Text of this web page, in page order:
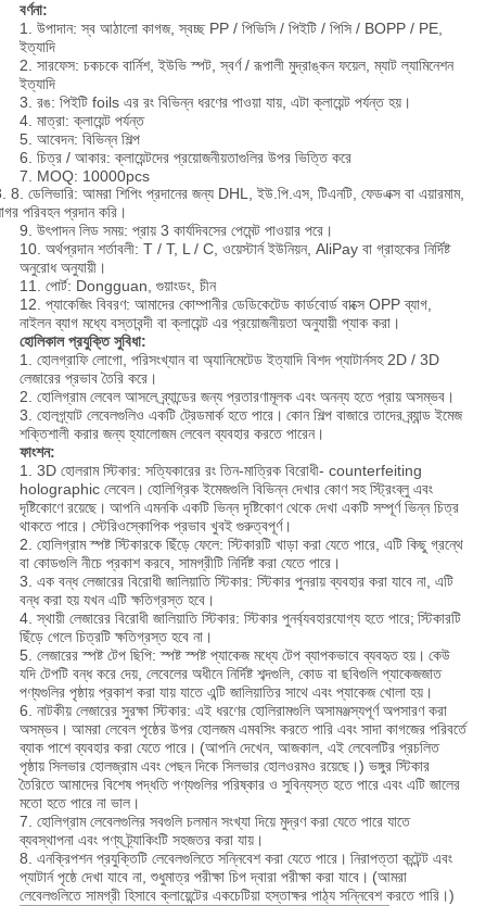
বর্ণনা:
1. উপাদান: স্ব আঠালো কাগজ, স্বচ্ছ PP / পিভিসি / পিইটি / পিসি / BOPP / PE,
ইত্যাদি
2. সারফেস: চকচকে বার্নিশ, ইউভি স্পট, স্বর্ণ / রূপালী মুদ্রাঙ্কন ফয়েল, ম্যাট ল্যামিনেশন
ইত্যাদি
3. রঙ: পিইটি foils এর রং বিভিন্ন ধরণের পাওয়া যায়, এটা ক্লায়েন্ট পর্যন্ত হয়।
4. মাত্রা: ক্লায়েন্ট পর্যন্ত
5. আবেদন: বিভিন্ন শিল্প
6. চিত্র / আকার: ক্লায়েন্টদের প্রয়োজনীয়তাগুলির উপর ভিত্তি করে
7. MOQ: 10000pcs
8. ডেলিভারি: আমরা শিপিং প্রদানের জন্য DHL, ইউ.পি.এস, টিএনটি, ফেডএক্স বা এয়ারমাম,
পরিবহন প্রদান করি।
9. উৎপাদন লিড সময়: প্রায় 3 কার্যদিবসের পেমেন্ট পাওয়ার পরে।
10. অর্থপ্রদান শর্তাবলী: T / T, L / C, ওয়েস্টার্ন ইউনিয়ন, AliPay বা গ্রাহকের নির্দিষ্ট
অনুরোধ অনুযায়ী।
11. পোর্ট: Dongguan, গুয়াংডং, চীন
12. প্যাকেজিং বিবরণ: আমাদের কোম্পানীর ডেডিকেটেড কার্ডবোর্ড বাক্সে OPP ব্যাগ,
নাইলন ব্যাগ মধ্যে বস্তাবন্দী বা ক্লায়েন্ট এর প্রয়োজনীয়তা অনুযায়ী প্যাক করা।
হোলিকাল প্রযুক্তি সুবিধা:
1. হোলগ্রাফি লোগো, পরিসংখ্যান বা অ্যানিমেটেড ইত্যাদি বিশদ প্যাটার্নসহ 2D / 3D
লেজারের প্রভাব তৈরি করে।
2. হোলিগ্রাম লেবেল আসলে ব্র্যান্ডের জন্য প্রতারণামূলক এবং অনন্য হতে প্রায় অসম্ভব।
3. হোলগ্র্যাট লেবেলগুলিও একটি ট্রেডমার্ক হতে পারে। কোন শিল্প বাজারে তাদের ব্র্যান্ড ইমেজ
শক্তিশালী করার জন্য হ্যালোজম লেবেল ব্যবহার করতে পারেন।
ফাংশন:
1. 3D হোলরাম স্টিকার: সত্যিকারের রং তিন-মাত্রিক বিরোধী- counterfeiting
holographic লেবেল। হোলিগ্রিক ইমেজগুলি বিভিন্ন দেখার কোণ সহ স্ট্রিংব্লু এবং
দৃষ্টিকোণে রয়েছে। আপনি এমনকি একটি ভিন্ন দৃষ্টিকোণ থেকে দেখা একটি সম্পূর্ণ ভিন্ন চিত্র
থাকতে পারে। স্টেরিওস্কোপিক প্রভাব খুবই গুরুত্বপূর্ণ।
2. হোলিগ্রাম স্পষ্ট স্টিকারকে ছিঁড়ে ফেলে: স্টিকারটি খাড়া করা যেতে পারে, এটি কিছু গ্রন্থে
বা কোডগুলি নীচে প্রকাশ করবে, সামগ্রীটি নির্দিষ্ট করা যেতে পারে।
3. এক বন্ধ লেজারের বিরোধী জালিয়াতি স্টিকার: স্টিকার পুনরায় ব্যবহার করা যাবে না, এটি
বন্ধ করা হয় যখন এটি ক্ষতিগ্রস্ত হবে।
4. স্থায়ী লেজারের বিরোধী জালিয়াতি স্টিকার: স্টিকার পুনর্ব্যবহারযোগ্য হতে পারে; স্টিকারটি
ছিঁড়ে গেলে চিত্রটি ক্ষতিগ্রস্ত হবে না।
5. লেজারের স্পষ্ট টেপ ছিপি: স্পষ্ট স্পষ্ট প্যাকেজ মধ্যে টেপ ব্যাপকভাবে ব্যবহৃত হয়। কেউ
যদি টেপটি বন্ধ করে দেয়, লেবেলের অধীনে নির্দিষ্ট শব্দগুলি, কোড বা ছবিগুলি প্যাকেজজাত
পণ্যগুলির পৃষ্ঠায় প্রকাশ করা যায় যাতে এন্টি জালিয়াতির সাথে এবং প্যাকেজ খোলা হয়।
6. নাটকীয় লেজারের সুরক্ষা স্টিকার: এই ধরণের হোলিরামগুলি অসামঞ্জস্যপূর্ণ অপসারণ করা
অসম্ভব। আমরা লেবেল পৃষ্ঠের উপর হোলজম এমবসিং করতে পারি এবং সাদা কাগজের পরিবর্তে
ব্যাক পাশে ব্যবহার করা যেতে পারে। (আপনি দেখেন, আজকাল, এই লেবেলটির প্রচলিত
পৃষ্ঠায় সিলভার হোলজ্রাম এবং পেছন দিকে সিলভার হোলওরমও রয়েছে।) ভঙ্গুর স্টিকার
তৈরিতে আমাদের বিশেষ পদ্ধতি পণ্যগুলির পরিষ্কার ও সুবিন্যস্ত হতে পারে এবং এটি জালের
মতো হতে পারে না ভাল।
7. হোলিগ্রাম লেবেলগুলির সবগুলি চলমান সংখ্যা দিয়ে মুদ্রণ করা যেতে পারে যাতে
ব্যবস্থাপনা এবং পণ্য ট্র্যাকিংটি সহজতর করা যায়।
8. এনক্রিপশন প্রযুক্তিটি লেবেলগুলিতে সন্নিবেশ করা যেতে পারে। নিরাপত্তা কন্টেন্ট এবং
প্যাটার্ন পৃষ্ঠে দেখা যাবে না, শুধুমাত্র পরীক্ষা চিপ দ্বারা পরীক্ষা করা যাবে। (আমরা
লেবেলগুলিতে সামগ্রী হিসাবে ক্লায়েন্টের একচেটিয়া হস্তাক্ষর পাঠ্য সন্নিবেশ করতে পারি।)